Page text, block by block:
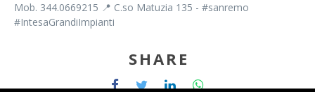
Mob. 344.0669215 📍 C.so Matuzia 135 - #sanremo
#IntesaGrandiImpianti
SHARE